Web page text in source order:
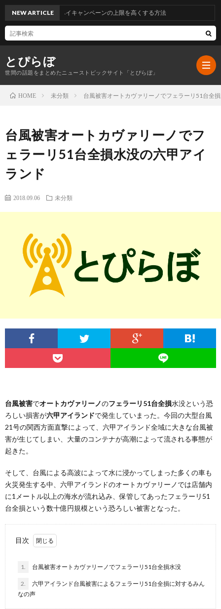
とぴらぼ
世間の話題をまとめたニューストピックサイト「とぴらぼ」
シ
ー
NEW ARTICLE
ファミペイキャンペーンの上限を高くする方法
HOME 未分類 台風被害オートカヴァリーノでフェラーリ51台全
台風被害オートカヴァリーノでフ
ェラーリ51台全損水没の六甲アイ
ランド
2018.09.06 未分類
台風被害でオートカヴァリーノのフェラーリ51台全損水没という恐
ろしい損害が六甲アイランドで発生していまった。今回の大型台風
21号の関西方面直撃によって、六甲アイランド全域に大きな台風被
害が生じてしまい、大量のコンテナが高潮によって流される事態が
起きた。
そして、台風による高波によって水に浸かってしまった多くの車も
火災発生する中、六甲アイランドのオートカヴァリーノでは店舗内
に1メートル以上の海水が流れ込み、保管してあったフェラーリ51
台全損という数十億円規模という恐ろしい被害となった。
目次
1. 台風被害オートカヴァリーノでフェラーリ51台全損水没
2.
六甲アイランド台風被害によるフェラーリ51台全損に対するみん
なの声